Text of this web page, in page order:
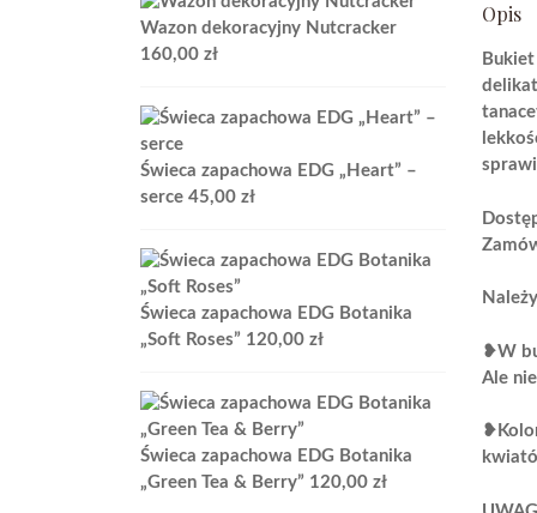
190,00 zł
Wazon dekoracyjny Nutcracker
160,00 zł
Świeca zapachowa EDG „Heart” –
serce 45,00 zł
Świeca zapachowa EDG Botanika
„Soft Roses” 120,00 zł
Świeca zapachowa EDG Botanika
„Green Tea & Berry” 120,00 zł
Opis
❥W
Ale